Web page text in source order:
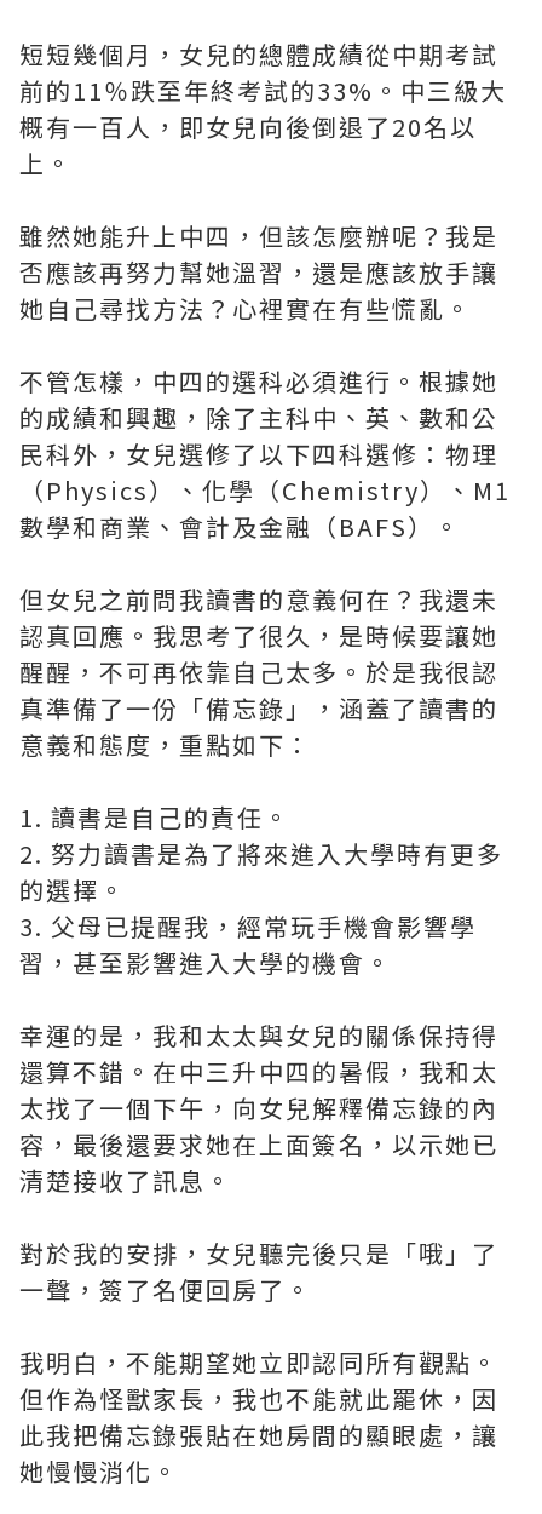
短短幾個月，女兒的總體成績從中期考試
前的11％跌至年終考試的33%。中三級大
概有一百人，即女兒向後倒退了20名以
上。
雖然她能升上中四，但該怎麼辦呢？我是
否應該再努力幫她溫習，還是應該放手讓
她自己尋找方法？心裡實在有些慌亂。
不管怎樣，中四的選科必須進行。根據她
的成績和興趣，除了主科中、英、數和公
民科外，女兒選修了以下四科選修：物理
（Physics）、化學（Chemistry）、M1
數學和商業、會計及金融（BAFS）。
但女兒之前問我讀書的意義何在？我還未
認真回應。我思考了很久，是時候要讓她
醒醒，不可再依靠自己太多。於是我很認
真準備了一份「備忘錄」，涵蓋了讀書的
意義和態度，重點如下：
1. 讀書是自己的責任。
2. 努力讀書是為了將來進入大學時有更多
的選擇。
3. 父母已提醒我，經常玩手機會影響學
習，甚至影響進入大學的機會。
幸運的是，我和太太與女兒的關係保持得
還算不錯。在中三升中四的暑假，我和太
太找了一個下午，向女兒解釋備忘錄的內
容，最後還要求她在上面簽名，以示她已
清楚接收了訊息。
對於我的安排，女兒聽完後只是「哦」了
一聲，簽了名便回房了。
我明白，不能期望她立即認同所有觀點。
但作為怪獸家長，我也不能就此罷休，因
此我把備忘錄張貼在她房間的顯眼處，讓
她慢慢消化。